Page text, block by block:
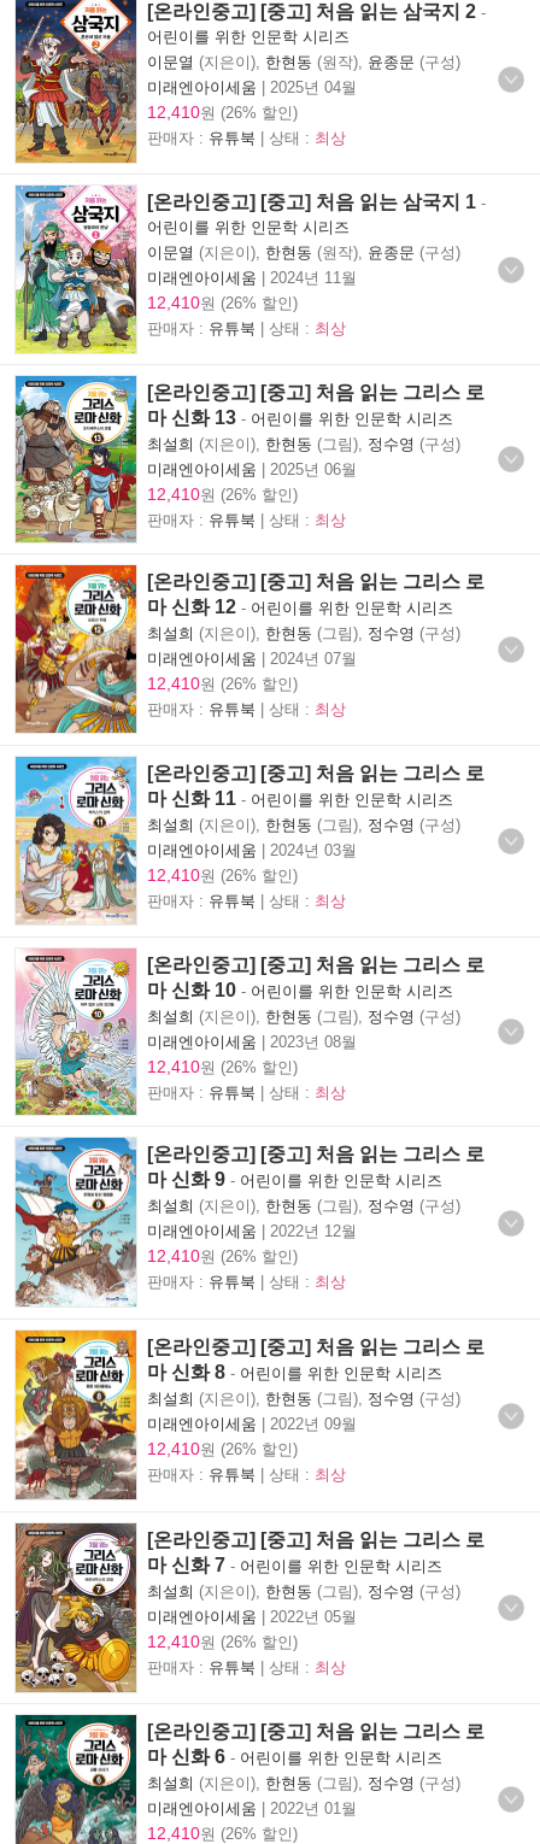
[온라인중고] [중고] 처음 읽는 삼국지 2 -
어린이를 위한 인문학 시리즈
이문열 (지은이), 한현동 (원작), 윤종문 (구성)
미래엔아이세움 | 2025년 04월
12,410원 (26% 할인)
판매자 : 유튜북 | 상태 : 최상
[온라인중고] [중고] 처음 읽는 삼국지 1 -
어린이를 위한 인문학 시리즈
이문열 (지은이), 한현동 (원작), 윤종문 (구성)
미래엔아이세움 | 2024년 11월
12,410원 (26% 할인)
판매자 : 유튜북 | 상태 : 최상
[온라인중고] [중고] 처음 읽는 그리스 로
마 신화 13 - 어린이를 위한 인문학 시리즈
최설희 (지은이), 한현동 (그림), 정수영 (구성)
미래엔아이세움 | 2025년 06월
12,410원 (26% 할인)
판매자 : 유튜북 | 상태 : 최상
[온라인중고] [중고] 처음 읽는 그리스 로
마 신화 12 - 어린이를 위한 인문학 시리즈
최설희 (지은이), 한현동 (그림), 정수영 (구성)
미래엔아이세움 | 2024년 07월
12,410원 (26% 할인)
판매자 : 유튜북 | 상태 : 최상
[온라인중고] [중고] 처음 읽는 그리스 로
마 신화 11 - 어린이를 위한 인문학 시리즈
최설희 (지은이), 한현동 (그림), 정수영 (구성)
미래엔아이세움 | 2024년 03월
12,410원 (26% 할인)
판매자 : 유튜북 | 상태 : 최상
[온라인중고] [중고] 처음 읽는 그리스 로
마 신화 10 - 어린이를 위한 인문학 시리즈
최설희 (지은이), 한현동 (그림), 정수영 (구성)
미래엔아이세움 | 2023년 08월
12,410원 (26% 할인)
판매자 : 유튜북 | 상태 : 최상
[온라인중고] [중고] 처음 읽는 그리스 로
마 신화 9 - 어린이를 위한 인문학 시리즈
최설희 (지은이), 한현동 (그림), 정수영 (구성)
미래엔아이세움 | 2022년 12월
12,410원 (26% 할인)
판매자 : 유튜북 | 상태 : 최상
[온라인중고] [중고] 처음 읽는 그리스 로
마 신화 8 - 어린이를 위한 인문학 시리즈
최설희 (지은이), 한현동 (그림), 정수영 (구성)
미래엔아이세움 | 2022년 09월
12,410원 (26% 할인)
판매자 : 유튜북 | 상태 : 최상
[온라인중고] [중고] 처음 읽는 그리스 로
마 신화 7 - 어린이를 위한 인문학 시리즈
최설희 (지은이), 한현동 (그림), 정수영 (구성)
미래엔아이세움 | 2022년 05월
12,410원 (26% 할인)
판매자 : 유튜북 | 상태 : 최상
[온라인중고] [중고] 처음 읽는 그리스 로
마 신화 6 - 어린이를 위한 인문학 시리즈
최설희 (지은이), 한현동 (그림), 정수영 (구성)
미래엔아이세움 | 2022년 01월
12,410원 (26% 할인)